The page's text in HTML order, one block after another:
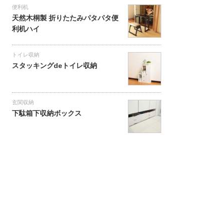
便利机
天然木桐製 折りたたみパタパタ便
利机ハイ
トイレ収納
スタッキングdeトイレ収納
玄関収納
下駄箱下収納ボックス